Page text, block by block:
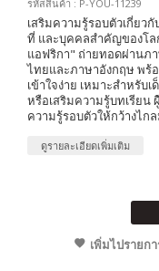
รหัสสินค้า : P-YOU-11239
เสริมความรู้รอบตัวเกี่ยว
ที่ และบุคคลสำคัญของโล
แอฟริกา" ถ่ายทอดผ่านภ
ไทยและภาษาอังกฤษ พร้
เข้าใจง่าย เหมาะสำหรับ
หรือเสริมความรู้บทเรียน
ความรู้รอบตัวให้กว้างไก
ดูรายละเอียดเพิ่มเติม
เพิ่มไปรายก